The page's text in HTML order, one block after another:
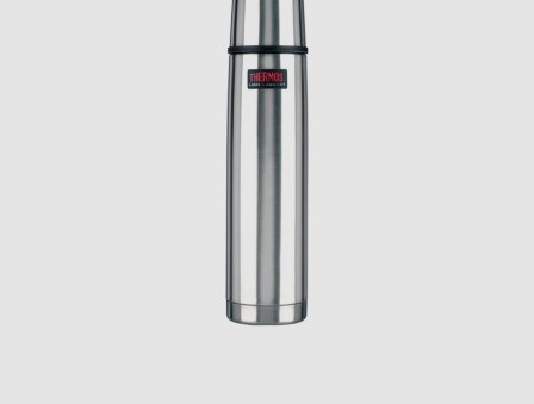
BRÖLLOPSPRESENT 2026